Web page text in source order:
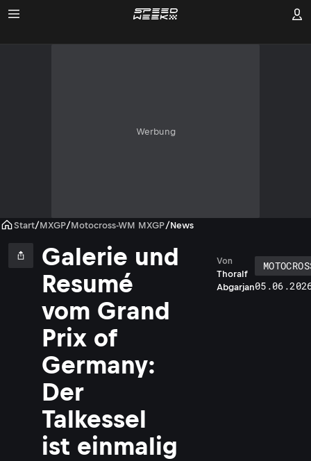
Werbung
Start/MXGP/Motocross-WM MXGP/News
Galerie und
Resumé
vom Grand
Prix of
Germany:
Der
Talkessel
ist einmalig
Thoralf
Abgarjan
Von